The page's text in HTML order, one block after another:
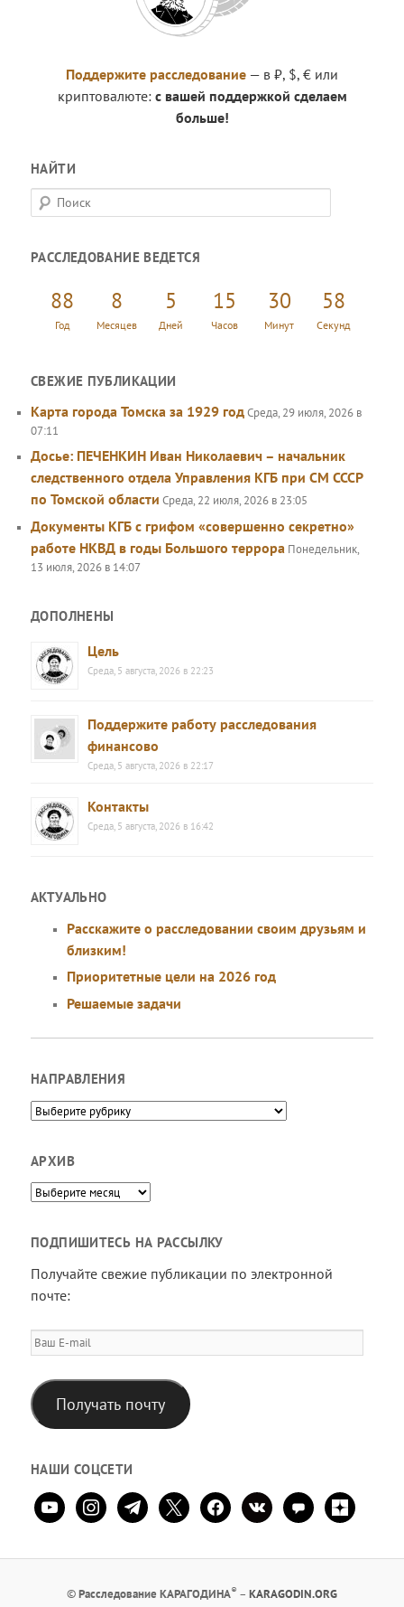
Поддержите расследование — в ₽, $, € или
криптовалюте: с вашей поддержкой сделаем
больше!
НАЙТИ
П
о
с
РАССЛЕДОВАНИЕ ВЕДЕТСЯ
88
Год
8
Месяцев
5
Дней
15
Часов
30
Минут
59
Секунд
СВЕЖИЕ ПУБЛИКАЦИИ
Карта города Томска за 1929 годСреда, 29 июля, 2026 в
07:11
Досье: ПЕЧЕНКИН Иван Николаевич – начальник
следственного отдела Управления КГБ при СМ СССР
по Томской области Среда, 22 июля, 2026 в 23:05
Документы КГБ с грифом «совершенно секретно»
работе НКВД в годы Большого террора Понедельник,
13 июля, 2026 в 14:07
ДОПОЛНЕНЫ
Цель
Среда, 5 августа, 2026 в 22:23
Поддержите работу расследования
финансово
Среда, 5 августа, 2026 в 22:17
Контакты
Среда, 5 августа, 2026 в 16:42
АКТУАЛЬНО
Расскажите о расследовании своим друзьям и
близким!
Приоритетные цели на 2026 год
Решаемые задачи
НАПРАВЛЕНИЯ
Направления
АРХИВ
Архив
ПОДПИШИТЕСЬ НА РАССЫЛКУ
Получайте свежие публикации по электронной
почте:
Ваш
E-
mail
Получать почту
НАШИ СОЦСЕТИ
youtubeinstagramtelegram
x facebookvkontaktecomment
zen-
yandex
©Расследование КАРАГОДИНА® – KARAGODIN.ORG